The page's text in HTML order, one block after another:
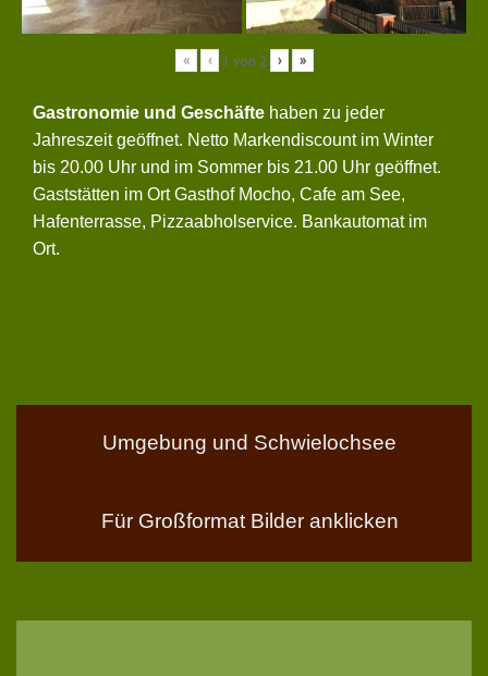
« ‹ 1 von 2 › »
Gastronomie und Geschäfte haben zu jeder
Jahreszeit geöffnet. Netto Markendiscount im Winter
bis 20.00 Uhr und im Sommer bis 21.00 Uhr geöffnet.
Gaststätten im Ort Gasthof Mocho, Cafe am See,
Hafenterrasse, Pizzaabholservice. Bankautomat im
Ort.
Umgebung und Schwielochsee
Für Großformat Bilder anklicken